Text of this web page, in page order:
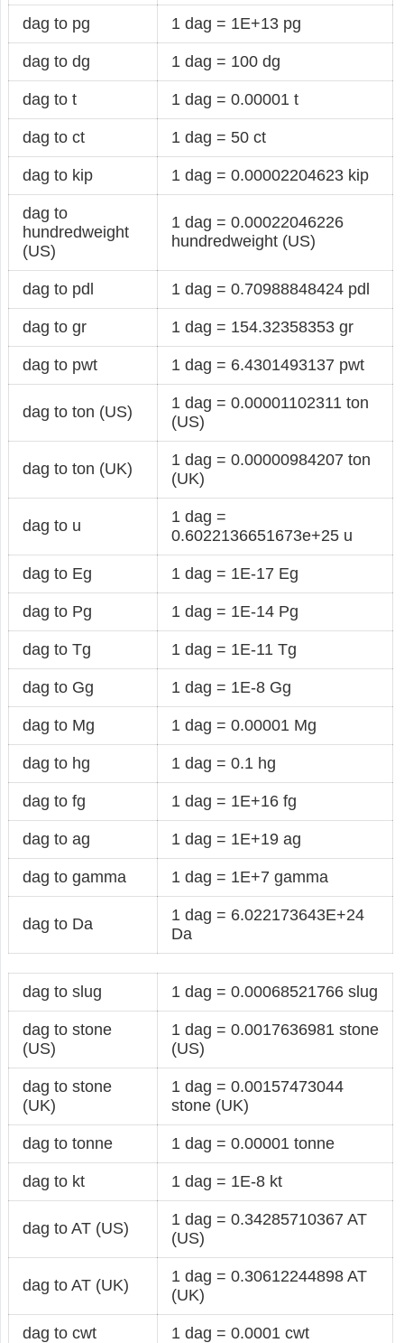
dag to pg 1 dag = 1E+13 pg
dag to dg 1 dag = 100 dg
dag to t 1 dag = 0.00001 t
dag to ct 1 dag = 50 ct
dag to kip 1 dag = 0.00002204623 kip
dag to
hundredweight
(US)
1 dag = 0.00022046226
hundredweight (US)
dag to pdl 1 dag = 0.70988848424 pdl
dag to gr 1 dag = 154.32358353 gr
dag to pwt 1 dag = 6.4301493137 pwt
dag to ton (US)
1 dag = 0.00001102311 ton
(US)
dag to ton (UK)
1 dag = 0.00000984207 ton
(UK)
dag to u
1 dag =
0.6022136651673e+25 u
dag to Eg 1 dag = 1E-17 Eg
dag to Pg 1 dag = 1E-14 Pg
dag to Tg 1 dag = 1E-11 Tg
dag to Gg 1 dag = 1E-8 Gg
dag to Mg 1 dag = 0.00001 Mg
dag to hg 1 dag = 0.1 hg
dag to fg 1 dag = 1E+16 fg
dag to ag 1 dag = 1E+19 ag
dag to gamma 1 dag = 1E+7 gamma
dag to Da
1 dag = 6.022173643E+24
Da
dag to slug 1 dag = 0.00068521766 slug
dag to stone
(US)
1 dag = 0.0017636981 stone
(US)
dag to stone
(UK)
1 dag = 0.00157473044
stone (UK)
dag to tonne 1 dag = 0.00001 tonne
dag to kt 1 dag = 1E-8 kt
dag to AT (US)
1 dag = 0.34285710367 AT
(US)
dag to AT (UK)
1 dag = 0.30612244898 AT
(UK)
dag to cwt 1 dag = 0.0001 cwt